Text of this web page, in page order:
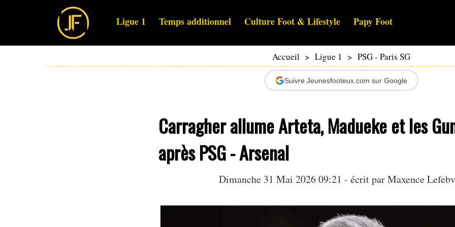
Ligue 1 Temps additionnel Culture Foot & Lifestyle Papy Foot
Accueil > Ligue 1 > PSG - Paris SG
Suivre Jeunesfooteux.com sur Google
Carragher allume Arteta, Madueke et les
après PSG - Arsenal
Dimanche 31 Mai 2026 09:21 - écrit parMaxence